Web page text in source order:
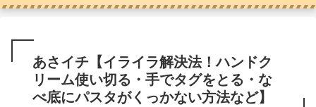
あさイチ【イライラ解決法！ハンドク
リーム使い切る・手でタグをとる・な
べ底にパスタがくっかない方法など】